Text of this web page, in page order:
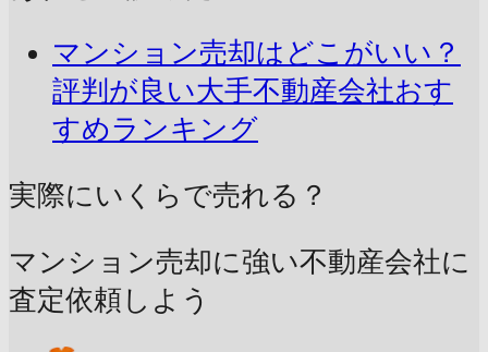
マンション売却はどこがいい？
評判が良い大手不動産会社おす
すめランキング
実際にいくらで売れる？
マンション売却に強い不動産会社に
査定依頼しよう